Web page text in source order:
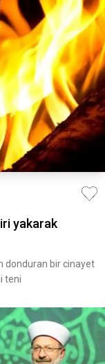
yakarak
donduran bir cinayet
teni